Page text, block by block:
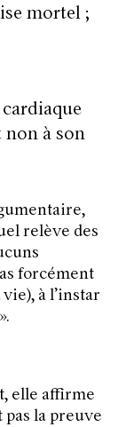
mortel ;
cardiaque
non à son
relève des
forcément
à l’instar
».
elle affirme
pas la preuve